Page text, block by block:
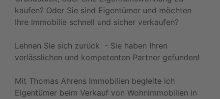
kaufen? Oder Sie sind Eigentümer und möchten
Ihre Immobilie schnell und sicher verkaufen?
Lehnen Sie sich zurück - Sie haben Ihren
verlässlichen und kompetenten Partner gefunden!
Mit Thomas Ahrens Immobilien begleite ich
Eigentümer beim Verkauf von Wohnimmobilien in